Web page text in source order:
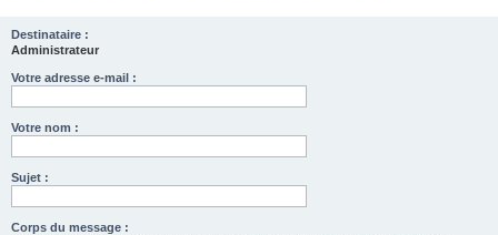
Destinataire :
Administrateur
Votre adresse e-mail :
Votre nom :
Sujet :
Corps du message :